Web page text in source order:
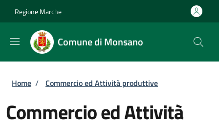
Regione Marche
Comune di Monsano
Briciole di pane
Home / Commercio ed Attività produttive
Commercio ed Attività